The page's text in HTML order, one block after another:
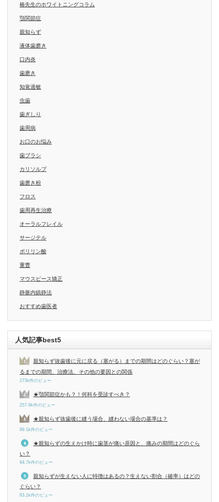
椿先生のホワイトニングコラム
顎関節症
親知らず
液体歯磨き
口内炎
歯磨き
知覚過敏
虫歯
歯ぎしり
歯周病
お口のお悩み
歯ブラシ
カリソルブ
歯磨き粉
フロス
歯周再生治療
オーラルフレイル
サージテル
ポリリン酸
重曹
マウスピース矯正
静脈内鎮静法
おすすめ歯医者
人気記事best5
親知らず抜歯後に元に戻る（塞がる）までの期間はどのぐらい？塞が
るまでの期間、治療法、その他の要因との関係
273k件のビュー
★顎関節症かも？！何科を受診すべき？
257.6k件のビュー
★親知らず抜歯後に縫う場合、縫わない場合の基準は？
99.1k件のビュー
★親知らずの生えかけ時に歯茎が痛い原因と、痛みの期間はどのぐら
い？
94.7k件のビュー
親知らずが生えない人に特徴はあるの？生えない割合（確率）はどの
ぐらい？
83.1k件のビュー